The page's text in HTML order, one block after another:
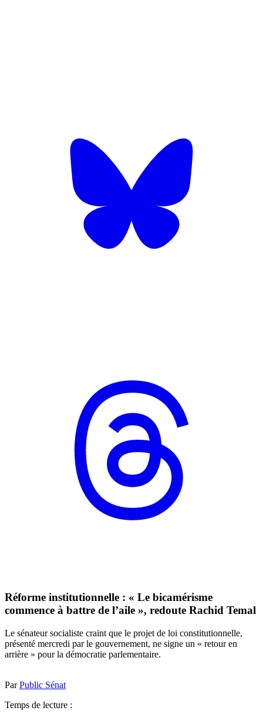
Réforme institutionnelle : « Le bicamérisme
commence à battre de l’aile », redoute Rachid Temal
Le sénateur socialiste craint que le projet de loi constitutionnelle,
présenté mercredi par le gouvernement, ne signe un « retour en
arrière » pour la démocratie parlementaire.
ParPublic Sénat
Temps de lecture :